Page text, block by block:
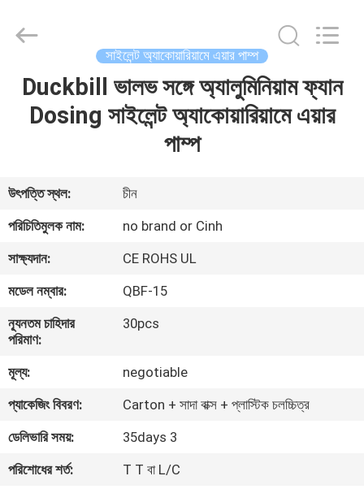
বাড়ি
আমাদের
সম্পর্কে
কারখানা
ভ্রমণ
নিয়ন্ত্রণ
যোগাযোগ
করুন
co.,limited.
সাইলেন্ট অ্যাকোয়ারিয়ামে এয়ার পাম্প
Duckbill ভালভ সঙ্গে অ্যালুমিনিয়াম ফ্যান
Dosing সাইলেন্ট অ্যাকোয়ারিয়ামে এয়ার
পাম্প
উৎপত্তি স্থল:
চীন
পরিচিতিমুলক নাম:
no brand or Cinh
সাক্ষ্যদান:
CE ROHS UL
মডেল নম্বার:
QBF-15
ন্যূনতম চাহিদার
পরিমাণ:
30pcs
মূল্য:
negotiable
প্যাকেজিং বিবরণ:
Carton + সাদা বাক্স + প্লাস্টিক চলচ্চিত্র
ডেলিভারি সময়:
35days 3
পরিশোধের শর্ত:
T T বা L/C